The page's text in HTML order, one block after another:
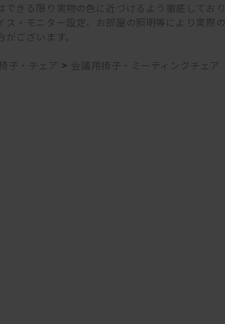
できる限り実物の色に近づけるよう徹底してお
ス・モニター設定、お部屋の照明等により実際
がございます。
椅子・チェア > 会議用椅子・ミーティングチェア